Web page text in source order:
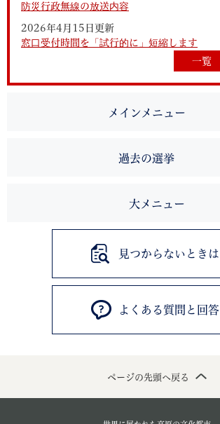
防災行政無線の放送内容
2026年4月15日更新
窓口受付時間を「試行的に」短縮します
一覧
メインメニュー
過去の選挙
大メニュー
見つからないときは
よくある質問と回答
ページの先頭へ戻る